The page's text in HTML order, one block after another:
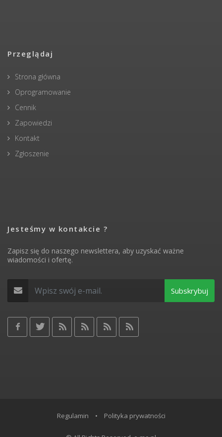
Przeglądaj
Strona główna
Oprogramowanie
Cennik
Zapowiedzi
Kontakt
Zgłoszenie
Jesteśmy w kontakcie ?
Zapisz się do naszego newslettera, aby uzyskać ważne
wiadomości i ofertę.
Subskrybuj
Regulamin • Polityka prywatności